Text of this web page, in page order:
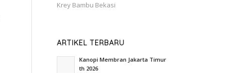
Krey Bambu Bekasi
ARTIKEL TERBARU
Kanopi Membran Jakarta Timur
th 2026